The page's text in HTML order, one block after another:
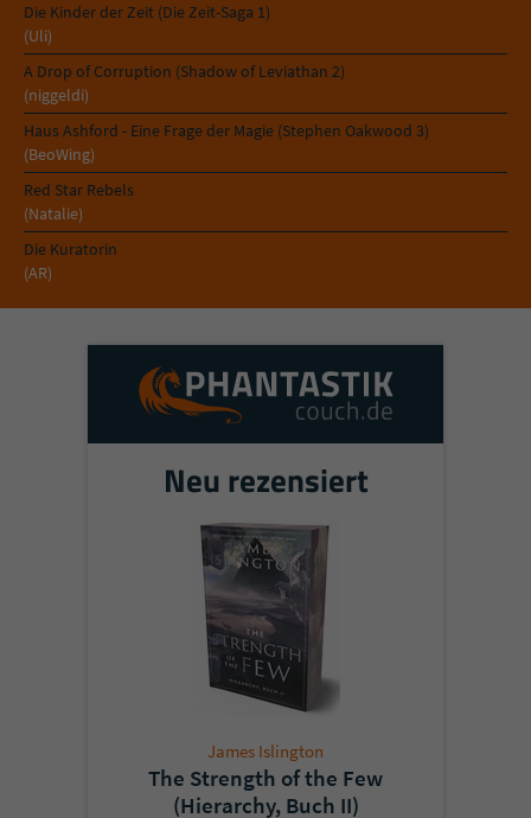
Die Kinder der Zeit (Die Zeit-Saga 1)
(Uli)
A Drop of Corruption (Shadow of Leviathan 2)
(niggeldi)
Haus Ashford - Eine Frage der Magie (Stephen Oakwood 3)
(BeoWing)
Red Star Rebels
(Natalie)
Die Kuratorin
(AR)
Neu rezensiert
James Islington
The Strength of the Few
(Hierarchy, Buch II)